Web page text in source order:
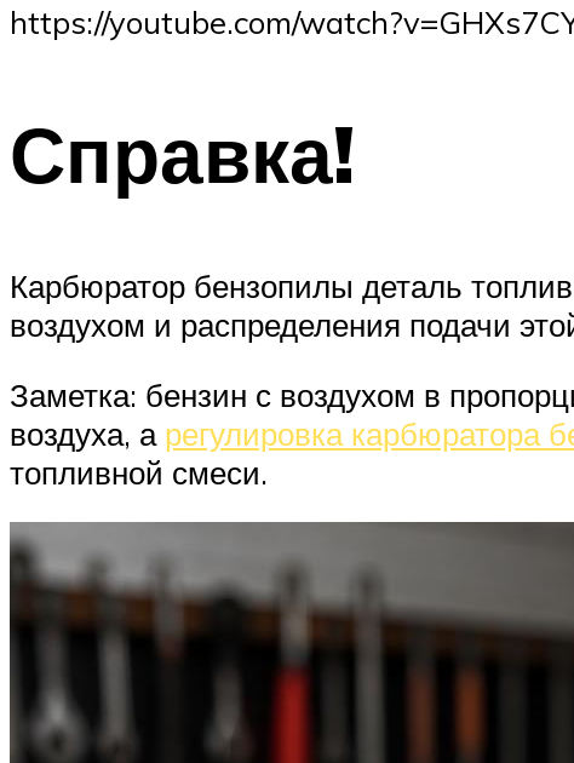
https://youtube.com/
Справка!
Карбюратор бензопилы деталь
воздухом и распределения подачи
Заметка: бензин с воздухом в
воздуха, а регулировка карбюратора
топливной смеси.